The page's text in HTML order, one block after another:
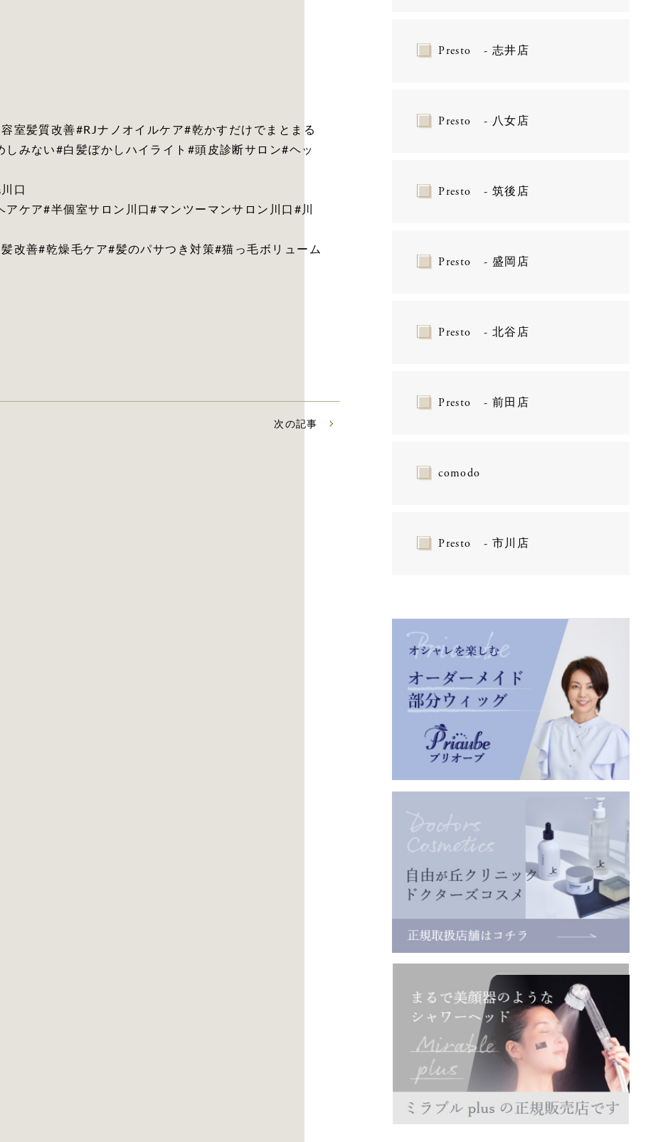
室髪質改善#RJナノオイルケア#乾かすだけでまとまる
みない#白髪ぼかしハイライト#頭皮診断サロン#ヘッ
口
ケア#半個室サロン川口#マンツーマンサロン川口#川
改善#乾燥毛ケア#髪のパサつき対策#猫っ毛ボリューム
次の記事
Presto - 志井店
Presto - 八女店
Presto - 筑後店
Presto - 盛岡店
Presto - 北谷店
Presto - 前田店
comodo
Presto - 市川店